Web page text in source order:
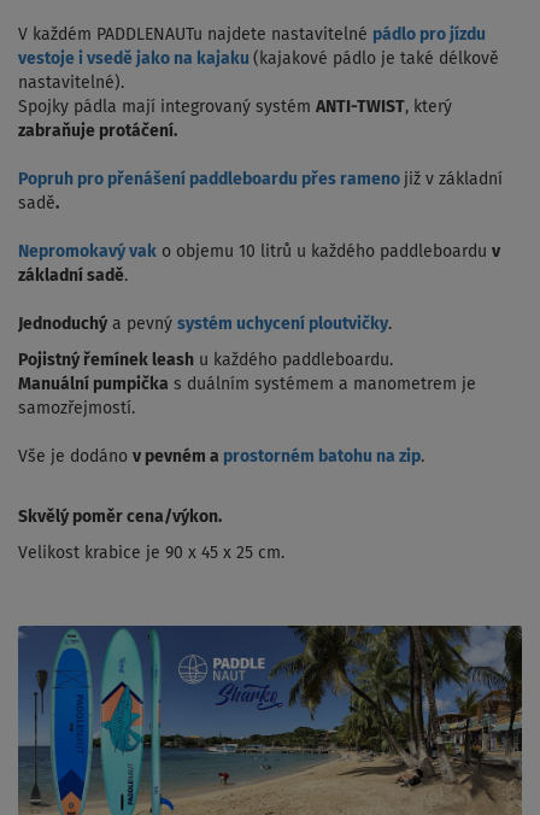
V každém PADDLENAUTu najdete nastavitelné pádlo pro jízdu
vestoje i vsedě jako na kajaku (kajakové pádlo je také délkově
nastavitelné).
Spojky pádla mají integrovaný systém ANTI-TWIST, který
zabraňuje protáčení.
Popruh pro přenášení paddleboardu přes rameno již v základní
sadě.
Nepromokavý vak o objemu 10 litrů u každého paddleboardu v
základní sadě.
Jednoduchý a pevný systém uchycení ploutvičky.
Pojistný řemínek leash u každého paddleboardu.
Manuální pumpička s duálním systémem a manometrem je
samozřejmostí.
Vše je dodáno v pevném a prostorném batohu na zip.
Skvělý poměr cena/výkon.
Velikost krabice je 90 x 45 x 25 cm.